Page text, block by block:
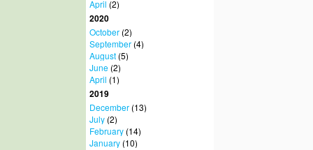
April (2)
2020
October(2)
September(4)
August(5)
June(2)
April (1)
2019
December(13)
July(2)
February(14)
January(10)